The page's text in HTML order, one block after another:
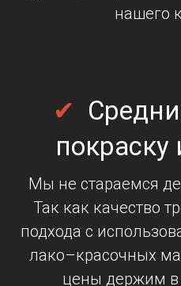
нашего
✔
Мы не стараемся
Так как качество
подхода с
лако–красочных
цены держим в